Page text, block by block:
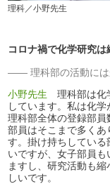
理科／小野先生
コロナ禍で化学研究
理科部の活動に
小野先生 理科部は化
しています。私は化
理科部全体の登録部
部員はそこまで多く
す。掛け持ちしてい
いですが、女子部員
ますし、研究活動も
しいです。